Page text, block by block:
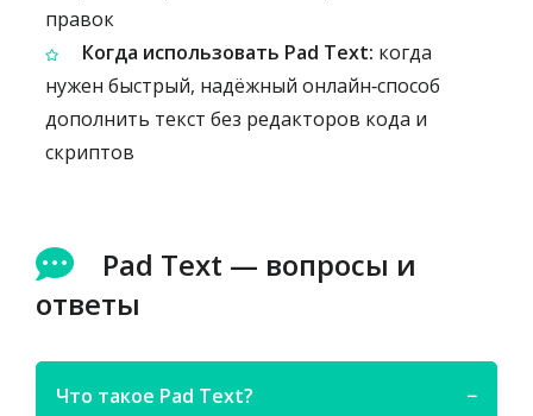
правок
Когда использовать Pad Text: когда
нужен быстрый, надёжный онлайн‑способ
дополнить текст без редакторов кода и
скриптов
Pad Text — вопросы и
ответы
Что такое Pad Text? −